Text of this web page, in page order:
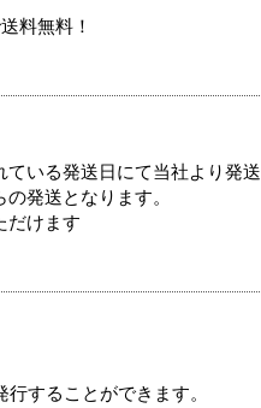
料無料！
いる発送日にて当社より発送
発送となります。
だけます
することができます。